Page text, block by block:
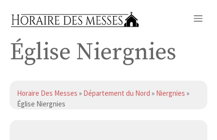
Église Niergnies
Horaire Des Messes » Département du Nord » Niergnies »
Église Niergnies